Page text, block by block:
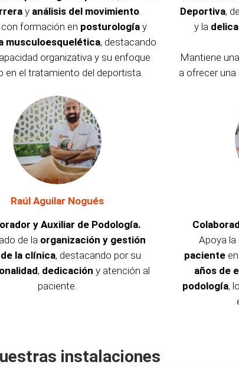
y análisis del movimiento.
formación en posturologíay
musculoesquelética, destacando
organizativa y su enfoque
en el tratamiento del deportista.
Deportiva,
y la
Mantiene una
a ofrecer una
Raúl Aguilar Nogués
y Auxiliar de Podología.
de la organización y gestión
la clínica, destacando por su
, dedicación y atención al
paciente.
Apoya la
pacienteen
años de
podología,
instalaciones